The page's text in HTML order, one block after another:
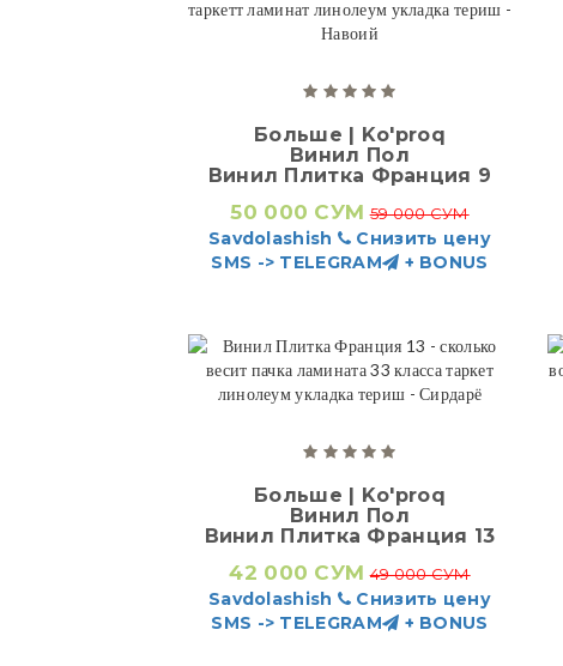
Больше | Ko'proq
Винил Пол
Винил Плитка Франция 9
50 000 СУМ 59 000 СУМ
Savdolashish
Снизить цену
SMS -> TELEGRAM
+ BONUS
Больше | Ko'proq
Винил Пол
Винил Плитка Франция 13
42 000 СУМ 49 000 СУМ
Savdolashish
Снизить цену
SMS -> TELEGRAM
+ BONUS